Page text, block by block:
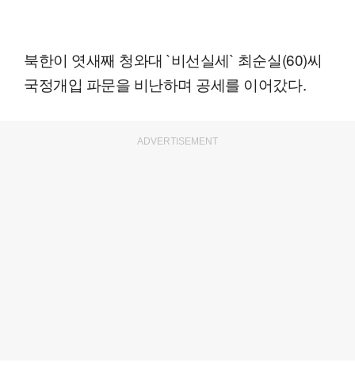
북한이 엿새째 청와대 `비선실세` 최순실(60)씨
국정개입 파문을 비난하며 공세를 이어갔다.
ADVERTISEMENT